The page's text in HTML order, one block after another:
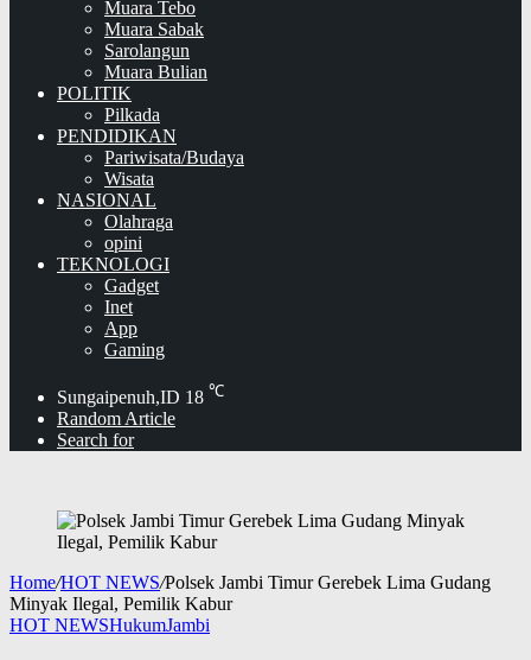
Muara Tebo
Muara Sabak
Sarolangun
Muara Bulian
POLITIK
Pilkada
PENDIDIKAN
Pariwisata/Budaya
Wisata
NASIONAL
Olahraga
opini
TEKNOLOGI
Gadget
Inet
App
Gaming
Sungaipenuh,ID 18 ℃
Random Article
Search for
Home/HOT NEWS/Polsek Jambi Timur Gerebek Lima Gudang
Minyak Ilegal, Pemilik Kabur
HOT NEWSHukumJambi